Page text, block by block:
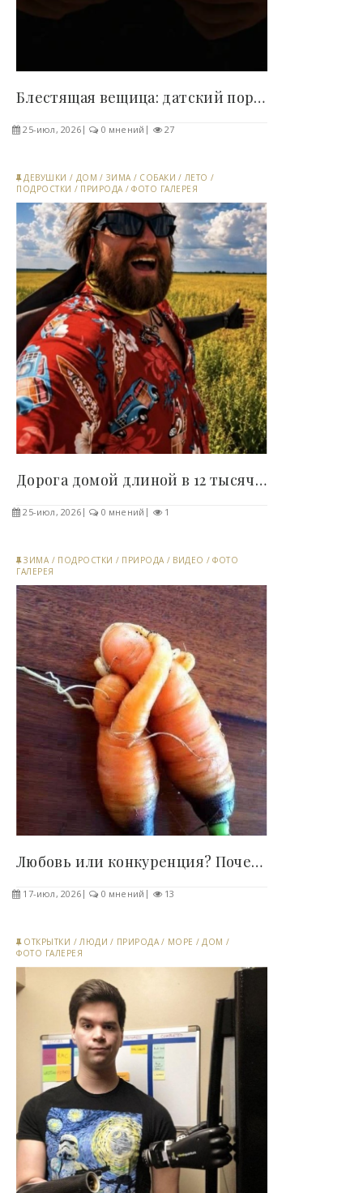
Блестящая вещица: датский портсигар Holk для..
25-июл, 2026 0 мнений 27
ДЕВУШКИ / ДОМ / ЗИМА / СОБАКИ / ЛЕТО /
ПОДРОСТКИ / ПРИРОДА /ФОТО ГАЛЕРЕЯ
Дорога домой длиной в 12 тысяч километров:..
25-июл, 2026 0 мнений 1
ЗИМА / ПОДРОСТКИ / ПРИРОДА / ВИДЕО /ФОТО
ГАЛЕРЕЯ
Любовь или конкуренция? Почему морковь пытается..
17-июл, 2026 0 мнений 13
ОТКРЫТКИ /ЛЮДИ / ПРИРОДА / МОРЕ /ДОМ /
ФОТО ГАЛЕРЕЯ